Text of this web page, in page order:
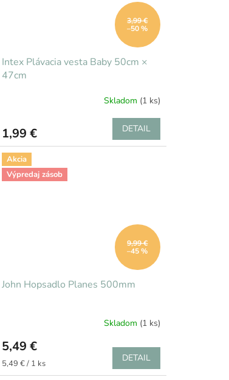
3,99 €
–50 %
Intex Plávacia vesta Baby 50cm ×
47cm
Skladom (1 ks)
1,99 € DETAIL
Akcia
Výpredaj zásob
9,99 €
–45 %
John Hopsadlo Planes 500mm
Skladom (1 ks)
5,49 €
Jednotková
cena:
5,49 € / 1 ks DETAIL